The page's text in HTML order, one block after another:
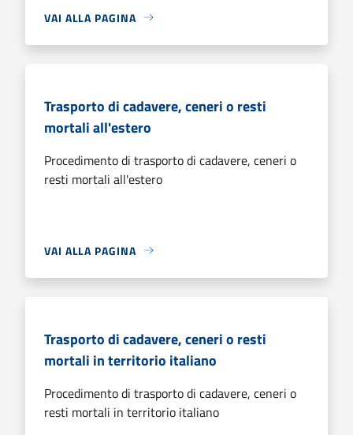
VAI ALLA PAGINA
Trasporto di cadavere, ceneri o resti
mortali all'estero
Procedimento di trasporto di cadavere, ceneri o
resti mortali all'estero
VAI ALLA PAGINA
Trasporto di cadavere, ceneri o resti
mortali in territorio italiano
Procedimento di trasporto di cadavere, ceneri o
resti mortali in territorio italiano